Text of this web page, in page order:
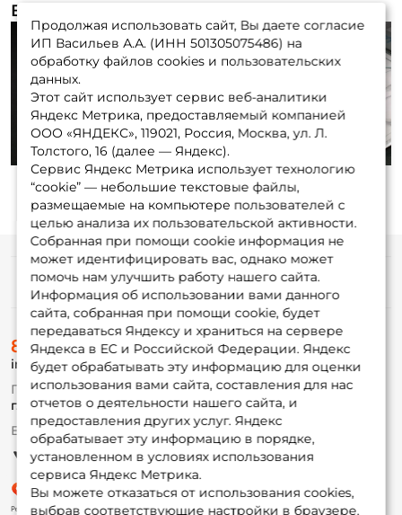
Видеообзоры (1)
Play
Продолжая использовать сайт, Вы даете согласие
ИП Васильев А.А. (ИНН 501305075486) на
обработку файлов cookies и пользовательских
данных.
Этот сайт использует сервис веб-аналитики
Яндекс Метрика, предоставляемый компанией
ООО «ЯНДЕКС», 119021, Россия, Москва, ул. Л.
Толстого, 16 (далее — Яндекс).
Сервис Яндекс Метрика использует технологию
“cookie” — небольшие текстовые файлы,
размещаемые на компьютере пользователей с
целью анализа их пользовательской активности.
Собранная при помощи cookie информация не
может идентифицировать вас, однако может
помочь нам улучшить работу нашего сайта.
Информация об использовании вами данного
сайта, собранная при помощи cookie, будет
передаваться Яндексу и храниться на сервере
Яндекса в ЕС и Российской Федерации. Яндекс
будет обрабатывать эту информацию для оценки
использования вами сайта, составления для нас
отчетов о деятельности нашего сайта, и
предоставления других услуг. Яндекс
обрабатывает эту информацию в порядке,
установленном в условиях использования
сервиса Яндекс Метрика.
Вы можете отказаться от использования cookies,
выбрав соответствующие настройки в браузере.
Информация
О магазине
Доставка
Оплата
Fox-bonus
Гуру
Партнерская программа
8 (495) 532-77-88
info@foxfishing.ru
По вопросам с заказом
г. Москва, ул. Плеханова д.7
Ежедневно 10:00 до 20:00